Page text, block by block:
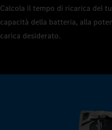
Calcola il tempo di ricarica del
capacità della batteria, alla
carica desiderato.
8
9